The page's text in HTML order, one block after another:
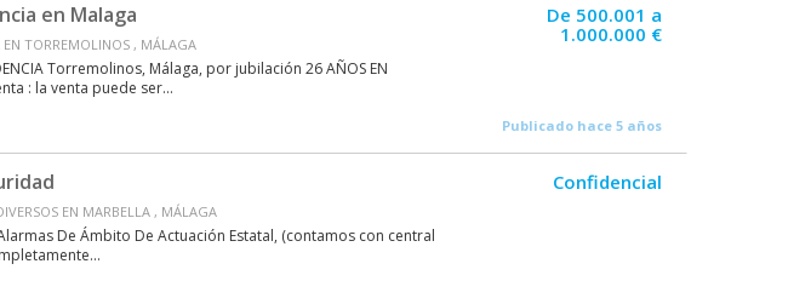
en Malaga
EN TORREMOLINOS , MÁLAGA
Torremolinos, Málaga, por jubilación 26 AÑOS EN
: la venta puede ser...
De 500.001 a
1.000.000 €
Publicado hace 5 años
EN MARBELLA , MÁLAGA
De Ámbito De Actuación Estatal, (contamos con central
Confidencial